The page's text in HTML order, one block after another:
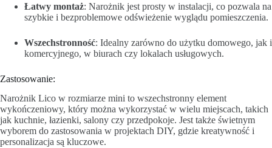
Łatwy montaż: Narożnik jest prosty w instalacji, co pozwala na
szybkie i bezproblemowe odświeżenie wyglądu pomieszczenia.
Wszechstronność: Idealny zarówno do użytku domowego, jak i
komercyjnego, w biurach czy lokalach usługowych.
Zastosowanie:
Narożnik Lico w rozmiarze mini to wszechstronny element
wykończeniowy, który można wykorzystać w wielu miejscach, takich
jak kuchnie, łazienki, salony czy przedpokoje. Jest także świetnym
wyborem do zastosowania w projektach DIY, gdzie kreatywność i
personalizacja są kluczowe.